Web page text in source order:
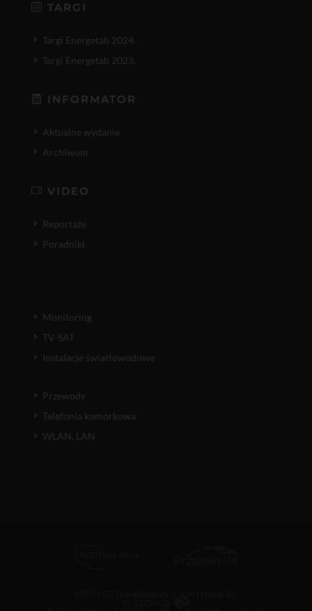
TARGI
Targi Energetab 2024.
Targi Energetab 2023.
INFORMATOR
Aktualne wydanie
Archiwum
VIDEO
Reportaże
Poradniki
Monitoring
TV-SAT
Instalacje światłowodowe
Przewody
Telefonia komórkowa
WLAN, LAN